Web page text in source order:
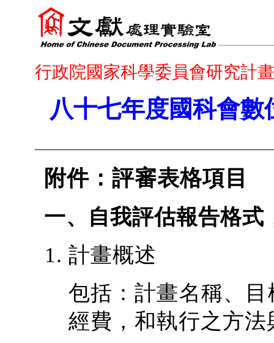
行政院國家科學委員會研究計
八十七年度國科會
附件：評審表格項目
一、自我評估報告格式
計畫概述
包括：計畫名稱、
經費，和執行之方法